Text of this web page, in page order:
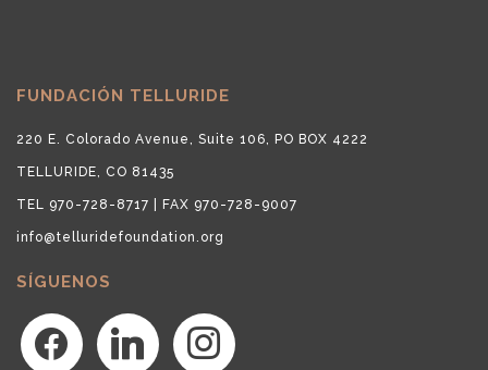
FUNDACIÓN TELLURIDE
220 E. Colorado Avenue, Suite 106, PO BOX 4222
TELLURIDE, CO 81435
TEL 970-728-8717 | FAX 970-728-9007
info@telluridefoundation.org
SÍGUENOS
facebook linkedin instagram